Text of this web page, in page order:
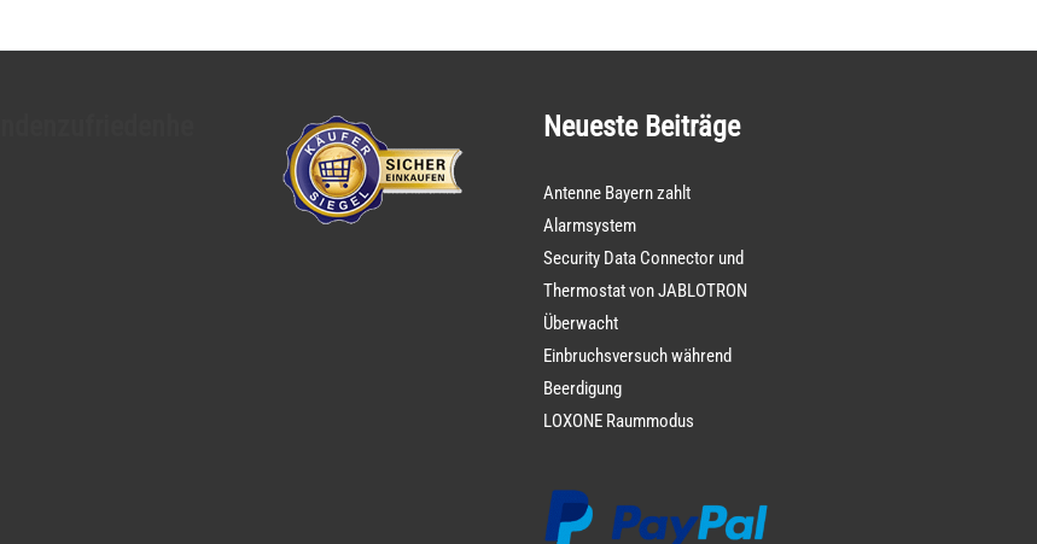
Neueste Beiträge
Antenne Bayern zahlt
Alarmsystem
Security Data Connector und
Thermostat von JABLOTRON
Überwacht
Einbruchsversuch während
Beerdigung
LOXONE Raummodus